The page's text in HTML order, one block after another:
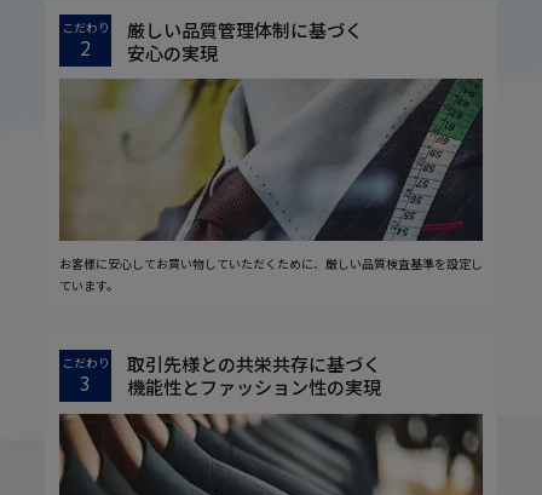
こだわり
2
厳しい品質管理体制に基づく
安心の実現
お客様に安心してお買い物していただくために、厳しい品質検査基準を設定し
ています。
こだわり
3
取引先様との共栄共存に基づく
機能性とファッション性の実現